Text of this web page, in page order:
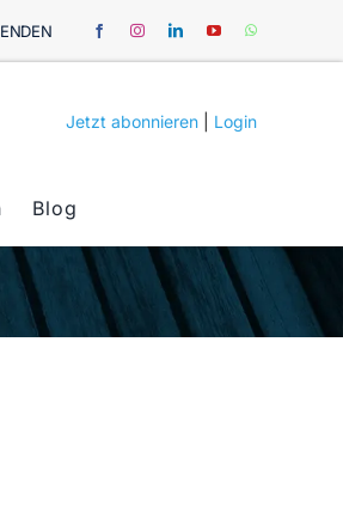
Jetzt abonnieren Login
Blog